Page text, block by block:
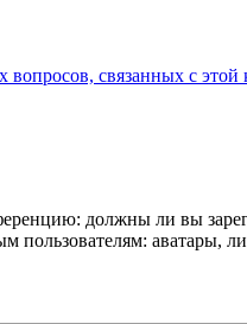
связанных с этой
должны ли вы
аватары,